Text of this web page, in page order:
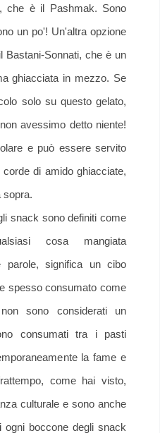
che è il Pashmak. Sono
un po'! Un'altra opzione
Bastani-Sonnati, che è un
ghiacciata in mezzo. Se
solo su questo gelato,
avessimo detto niente!
e può essere servito
di amido ghiacciate,
sopra.
snack sono definiti come
cosa mangiata
parole, significa un cibo
spesso consumato come
sono considerati un
consumati tra i pasti
la fame e
come hai visto,
culturale e sono anche
ogni boccone degli snack